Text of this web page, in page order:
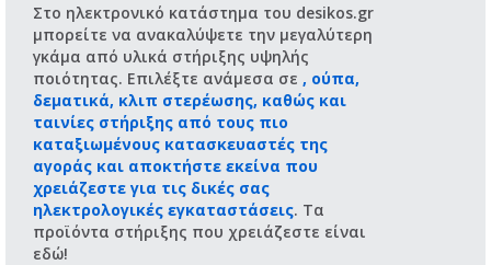
Στο ηλεκτρονικό κατάστημα του desikos.gr
μπορείτε να ανακαλύψετε την μεγαλύτερη
γκάμα από υλικά στήριξης υψηλής
ποιότητας. Επιλέξτε ανάμεσα σε , ούπα,
δεματικά, κλιπ στερέωσης, καθώς και
ταινίες στήριξης από τους πιο
καταξιωμένους κατασκευαστές της
αγοράς και αποκτήστε εκείνα που
χρειάζεστε για τις δικές σας
ηλεκτρολογικές εγκαταστάσεις. Τα
προϊόντα στήριξης που χρειάζεστε είναι
εδώ!